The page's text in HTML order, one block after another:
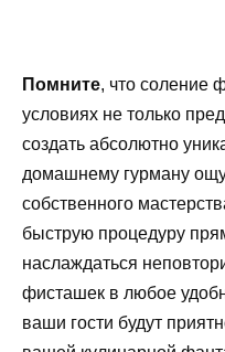
Помните, что соление
условиях не только
создать абсолютно
домашнему гурману
собственного
быструю процедуру
наслаждаться
фисташек в любое
ваши гости будут